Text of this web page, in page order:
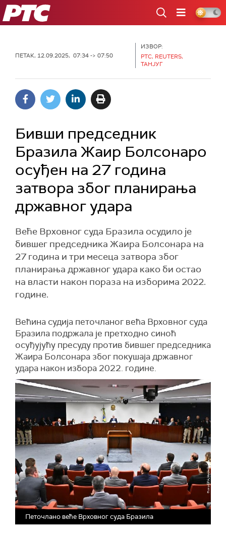
РТС
ПЕТАК, 12.09.2025, 07:34 -> 07:50
ИЗВОР:
РТС, REUTERS,
ТАНЈУГ
Бивши председник
Бразила Жаир Болсонаро
осуђен на 27 година
затвора због планирања
државног удара
Веће Врховног суда Бразила осудило је
бившег председника Жаира Болсонара на
27 година и три месеца затвора због
планирања државног удара како би остао
на власти након пораза на изборима 2022.
године.
Већина судија петочланог већа Врховног суда
Бразила подржала је претходно синоћ
осуђујућу пресуду против бившег председника
Жаира Болсонара због покушаја државног
удара након избора 2022. године.
Петочлано веће Врховног суда Бразила